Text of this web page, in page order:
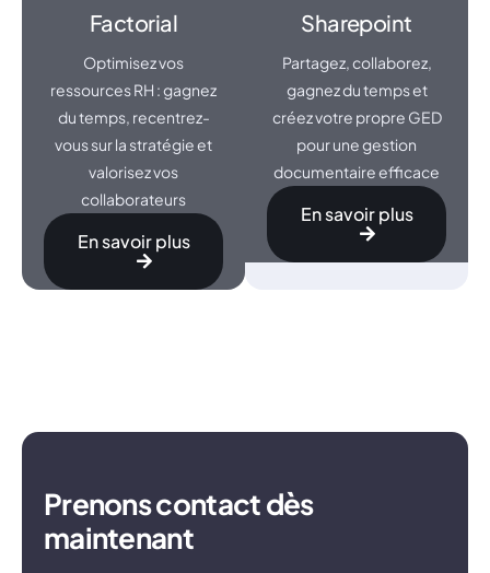
Factorial
Optimisez vos
ressources RH : gagnez
du temps, recentrez-
vous sur la stratégie et
valorisez vos
collaborateurs
En savoir plus
Sharepoint
Partagez, collaborez,
gagnez du temps et
créez votre propre GED
pour une gestion
documentaire efficace
En savoir plus
Prenons contact dès
maintenant